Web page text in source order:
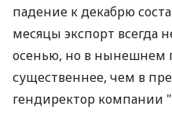
падение к декабрю
месяцы экспорт всегда
осенью, но в нынешнем
существеннее, чем в
гендиректор компании